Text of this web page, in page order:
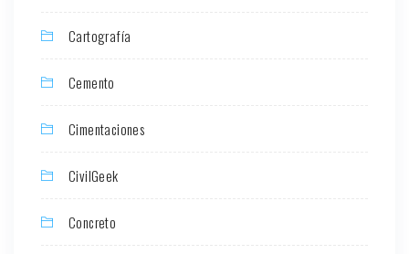
Cartografía
Cemento
Cimentaciones
CivilGeek
Concreto